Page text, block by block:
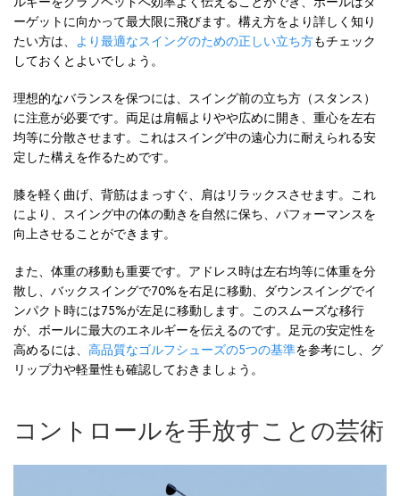
ーゲットに向かって最大限に飛びます。構え方をより詳しく知り
たい方は、
より最適なスイングのための正しい立ち方もチェック
しておくとよいでしょう。
理想的なバランスを保つには、スイング前の立ち方（スタンス）
に注意が必要です。両足は肩幅よりやや広めに開き、重心を左右
均等に分散させます。これはスイング中の遠心力に耐えられる安
定した構えを作るためです。
膝を軽く曲げ、背筋はまっすぐ、肩はリラックスさせます。これ
により、スイング中の体の動きを自然に保ち、パフォーマンスを
向上させることができます。
また、体重の移動も重要です。アドレス時は左右均等に体重を分
散し、バックスイングで70%を右足に移動、ダウンスイングでイ
ンパクト時には75%が左足に移動します。このスムーズな移行
が、ボールに最大のエネルギーを伝えるのです。足元の安定性を
高めるには、 高品質なゴルフシューズの5つの基準を参考にし、グ
リップ力や軽量性も確認しておきましょう。
コントロールを手放すことの芸術